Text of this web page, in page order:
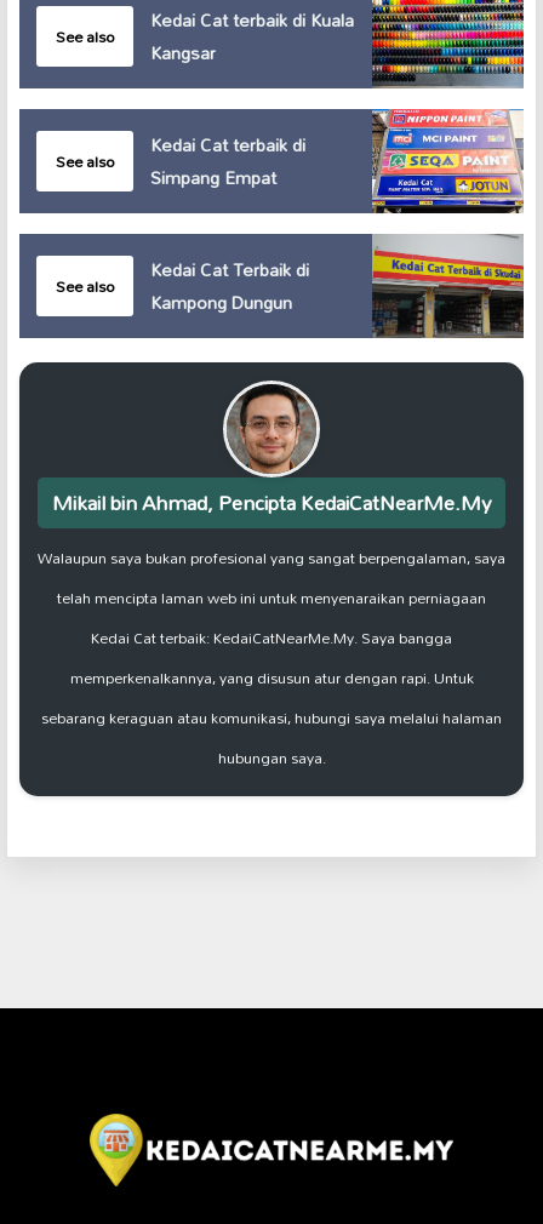
See also
Kedai Cat terbaik di Kuala
Kangsar
See also
Kedai Cat terbaik di
Simpang Empat
See also
Kedai Cat Terbaik di
Kampong Dungun
Mikail bin Ahmad, Pencipta KedaiCatNearMe.My
Walaupun saya bukan profesional yang sangat berpengalaman, saya
telah mencipta laman web ini untuk menyenaraikan perniagaan
Kedai Cat terbaik: KedaiCatNearMe.My. Saya bangga
memperkenalkannya, yang disusun atur dengan rapi. Untuk
sebarang keraguan atau komunikasi, hubungi saya melalui halaman
hubungan saya.